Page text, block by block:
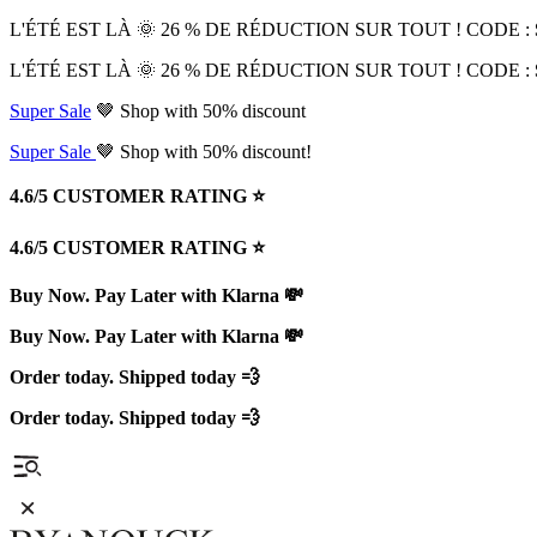
L'ÉTÉ EST LÀ 🌞 26 % DE RÉDUCTION SUR TOUT ! CODE :
L'ÉTÉ EST LÀ 🌞 26 % DE RÉDUCTION SUR TOUT ! CODE :
Super Sale 🤎 Shop with 50% discount
Super Sale 🤎 Shop with 50% discount!
4.6/5 CUSTOMER RATING ⭐️
4.6/5 CUSTOMER RATING ⭐️
Buy Now. Pay Later with Klarna 💸
Buy Now. Pay Later with Klarna 💸
Order today. Shipped today 💨
Order today. Shipped today 💨